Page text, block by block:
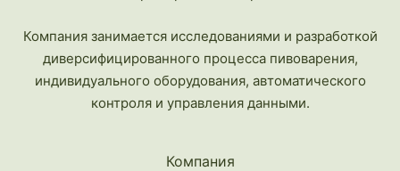
Компания занимается исследованиями и разработкой
диверсифицированного процесса пивоварения,
индивидуального оборудования, автоматического
контроля и управления данными.
Компания